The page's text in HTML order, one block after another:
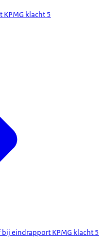
klacht 5
eindrapport KPMG klacht 5